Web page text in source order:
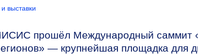
выставки
прошёл Международный саммит
— крупнейшая площадка для